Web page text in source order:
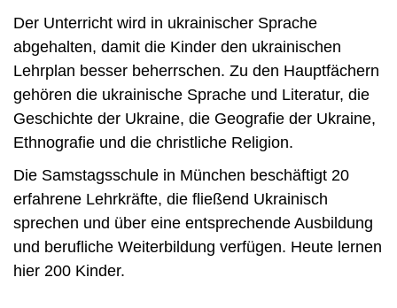
Der Unterricht wird in ukrainischer Sprache
abgehalten, damit die Kinder den ukrainischen
Lehrplan besser beherrschen. Zu den Hauptfächern
gehören die ukrainische Sprache und Literatur, die
Geschichte der Ukraine, die Geografie der Ukraine,
Ethnografie und die christliche Religion.
Die Samstagsschule in München beschäftigt 20
erfahrene Lehrkräfte, die fließend Ukrainisch
sprechen und über eine entsprechende Ausbildung
und berufliche Weiterbildung verfügen. Heute lernen
hier 200 Kinder.